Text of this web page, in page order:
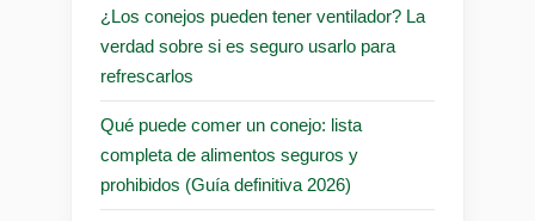
¿Los conejos pueden tener ventilador? La
verdad sobre si es seguro usarlo para
refrescarlos
Qué puede comer un conejo: lista
completa de alimentos seguros y
prohibidos (Guía definitiva 2026)